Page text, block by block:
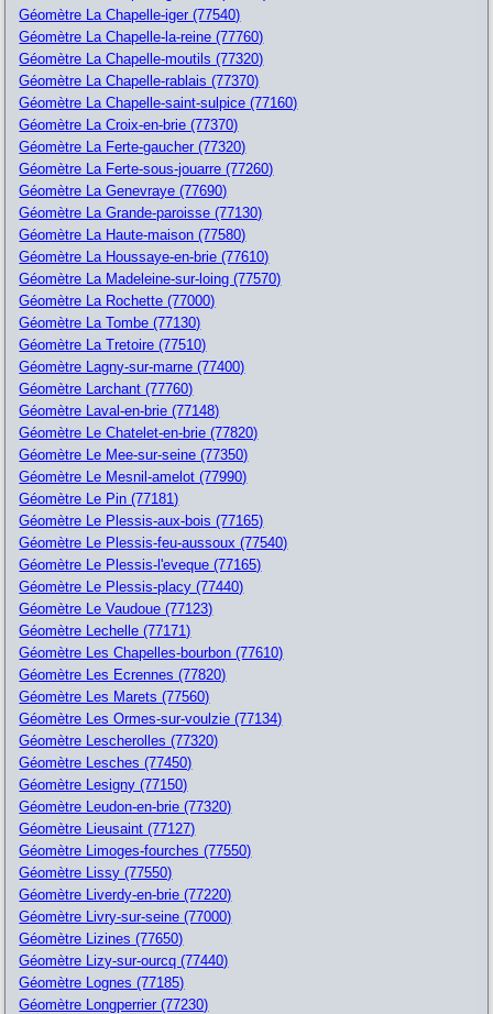
Géomètre La Chapelle-iger (77540)
Géomètre La Chapelle-la-reine (77760)
Géomètre La Chapelle-moutils (77320)
Géomètre La Chapelle-rablais (77370)
Géomètre La Chapelle-saint-sulpice (77160)
Géomètre La Croix-en-brie (77370)
Géomètre La Ferte-gaucher (77320)
Géomètre La Ferte-sous-jouarre (77260)
Géomètre La Genevraye (77690)
Géomètre La Grande-paroisse (77130)
Géomètre La Haute-maison (77580)
Géomètre La Houssaye-en-brie (77610)
Géomètre La Madeleine-sur-loing (77570)
Géomètre La Rochette (77000)
Géomètre La Tombe (77130)
Géomètre La Tretoire (77510)
Géomètre Lagny-sur-marne (77400)
Géomètre Larchant (77760)
Géomètre Laval-en-brie (77148)
Géomètre Le Chatelet-en-brie (77820)
Géomètre Le Mee-sur-seine (77350)
Géomètre Le Mesnil-amelot (77990)
Géomètre Le Pin (77181)
Géomètre Le Plessis-aux-bois (77165)
Géomètre Le Plessis-feu-aussoux (77540)
Géomètre Le Plessis-l'eveque (77165)
Géomètre Le Plessis-placy (77440)
Géomètre Le Vaudoue (77123)
Géomètre Lechelle (77171)
Géomètre Les Chapelles-bourbon (77610)
Géomètre Les Ecrennes (77820)
Géomètre Les Marets (77560)
Géomètre Les Ormes-sur-voulzie (77134)
Géomètre Lescherolles (77320)
Géomètre Lesches (77450)
Géomètre Lesigny (77150)
Géomètre Leudon-en-brie (77320)
Géomètre Lieusaint (77127)
Géomètre Limoges-fourches (77550)
Géomètre Lissy (77550)
Géomètre Liverdy-en-brie (77220)
Géomètre Livry-sur-seine (77000)
Géomètre Lizines (77650)
Géomètre Lizy-sur-ourcq (77440)
Géomètre Lognes (77185)
Géomètre Longperrier (77230)